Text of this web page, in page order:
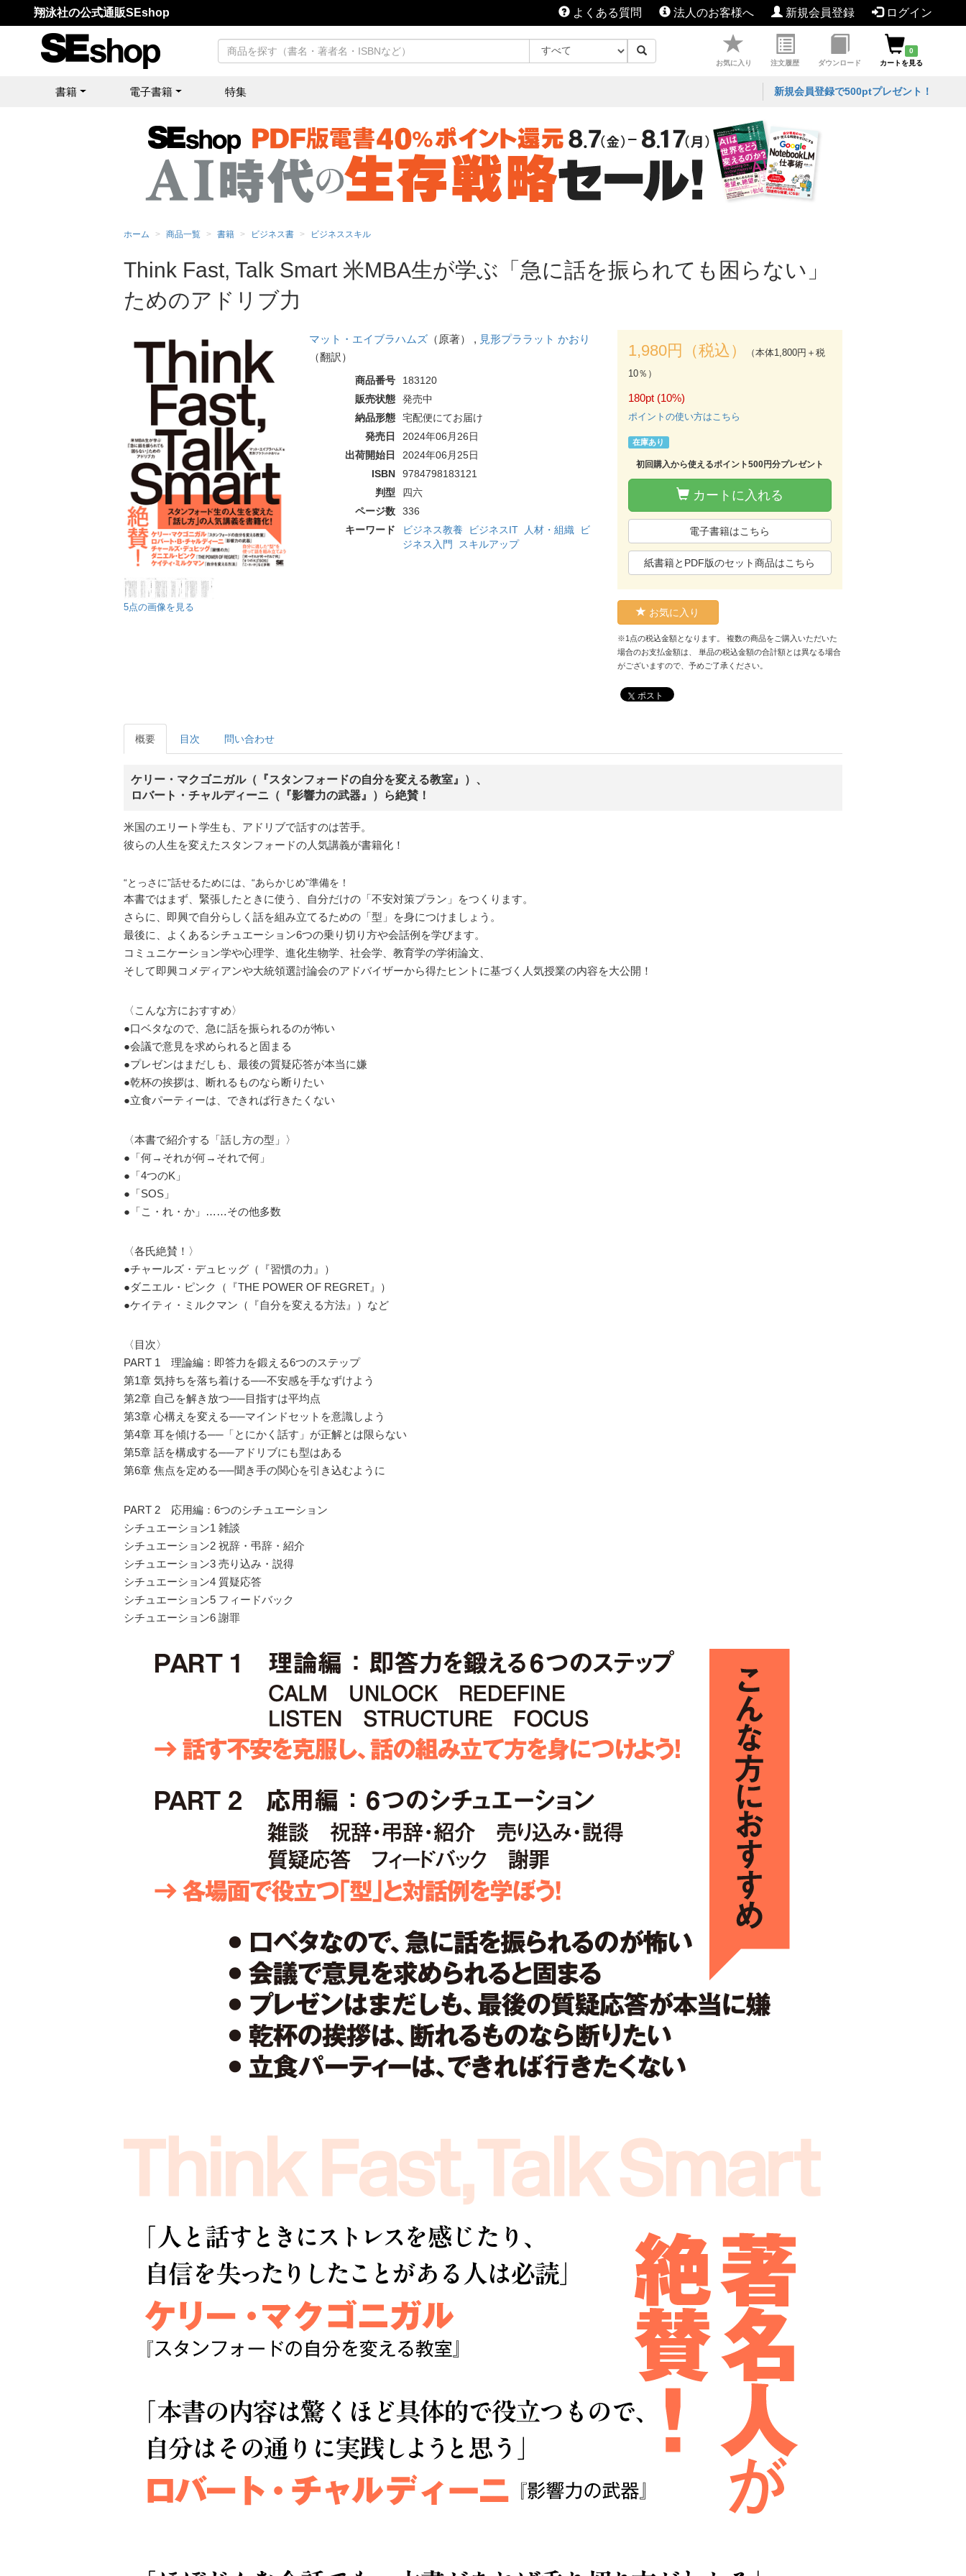
翔泳社の公式通販SEshop よくある質問 法人のお客様へ 新規会員登録 ログイン
お気に入り 注文履歴 ダウンロード
0
カートを見る
書籍 電子書籍 特集 新規会員登録で500ptプレゼント！
ホーム 商品一覧 書籍 ビジネス書 ビジネススキル
Think Fast, Talk Smart 米MBA生が学ぶ「急に話を振られても困らない」
ためのアドリブ力
5点の画像を見る
マット・エイブラハムズ（原著） , 見形プララット かおり
（翻訳）
商品番号
183120
販売状態
発売中
納品形態
宅配便にてお届け
発売日
2024年06月26日
出荷開始日
2024年06月25日
ISBN
9784798183121
判型
四六
ページ数
336
キーワード
ビジネス教養 ビジネスIT 人材・組織
ビ
ジネス入門
スキルアップ
1,980円（税込）
（本体1,800円＋税
10％）
180pt (10%)
ポイントの使い方はこちら
在庫あり
初回購入から使えるポイント500円分プレゼント
カートに入れる
電子書籍はこちら
紙書籍とPDF版のセット商品はこちら
お気に入り
※1点の税込金額となります。 複数の商品をご購入いただいた
場合のお支払金額は、 単品の税込金額の合計額とは異なる場合
がございますので、予めご了承ください。
ポスト
概要 目次 問い合わせ
ケリー・マクゴニガル（『スタンフォードの自分を変える教室』）、
ロバート・チャルディーニ（『影響力の武器』）ら絶賛！
米国のエリート学生も、アドリブで話すのは苦手。
彼らの人生を変えたスタンフォードの人気講義が書籍化！
“とっさに”話せるためには、“あらかじめ”準備を！
本書ではまず、緊張したときに使う、自分だけの「不安対策プラン」をつくります。
さらに、即興で自分らしく話を組み立てるための「型」を身につけましょう。
最後に、よくあるシチュエーション6つの乗り切り方や会話例を学びます。
コミュニケーション学や心理学、進化生物学、社会学、教育学の学術論文、
そして即興コメディアンや大統領選討論会のアドバイザーから得たヒントに基づく人気授業の内容を大公開！
〈こんな方におすすめ〉
●口ベタなので、急に話を振られるのが怖い
●会議で意見を求められると固まる
●プレゼンはまだしも、最後の質疑応答が本当に嫌
●乾杯の挨拶は、断れるものなら断りたい
●立食パーティーは、できれば行きたくない
〈本書で紹介する「話し方の型」〉
●「何→それが何→それで何」
●「4つのK」
●「SOS」
●「こ・れ・か」……その他多数
〈各氏絶賛！〉
●チャールズ・デュヒッグ（『習慣の力』）
●ダニエル・ピンク（『THE POWER OF REGRET』）
●ケイティ・ミルクマン（『自分を変える方法』）など
〈目次〉
PART 1 理論編：即答力を鍛える6つのステップ
第1章 気持ちを落ち着ける──不安感を手なずけよう
第2章 自己を解き放つ──目指すは平均点
第3章 心構えを変える──マインドセットを意識しよう
第4章 耳を傾ける──「とにかく話す」が正解とは限らない
第5章 話を構成する──アドリブにも型はある
第6章 焦点を定める──聞き手の関心を引き込むように
PART 2 応用編：6つのシチュエーション
シチュエーション1 雑談
シチュエーション2 祝辞・弔辞・紹介
シチュエーション3 売り込み・説得
シチュエーション4 質疑応答
シチュエーション5 フィードバック
シチュエーション6 謝罪